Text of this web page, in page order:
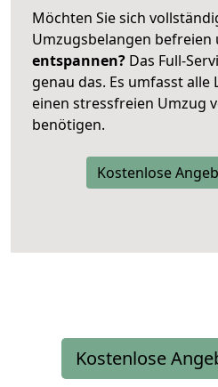
Möchten Sie sich
Umzugsbelangen befreien
entspannen? Das Full-
genau das. Es umfasst
einen stressfreien Umzug
benötigen.
Kostenlose
Kostenlose